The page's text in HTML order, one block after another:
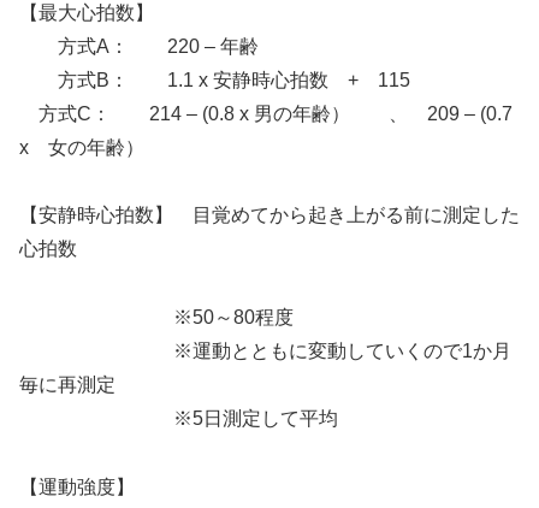
【最大心拍数】
方式A： 220 – 年齢
方式B： 1.1 x 安静時心拍数 + 115
方式C： 214 – (0.8 x 男の年齢） 、 209 – (0.7
x 女の年齢）
【安静時心拍数】 目覚めてから起き上がる前に測定した
心拍数
※50～80程度
※運動とともに変動していくので1か月
毎に再測定
※5日測定して平均
【運動強度】